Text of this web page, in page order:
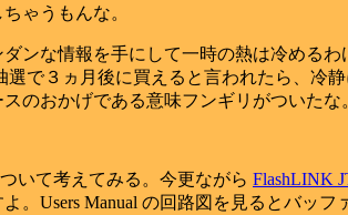
ゃうもんな。
ンな情報を手にして一時の熱は冷める
で３ヵ月後に買えると言われたら、冷
のおかげである意味フンギリがついたな
いて考えてみる。今更ながら FlashLINK
。Users Manual の回路図を見るとバッ